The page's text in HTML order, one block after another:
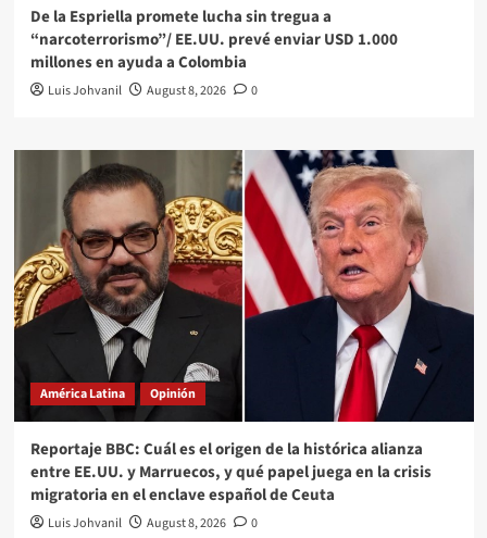
De la Espriella promete lucha sin tregua a
“narcoterrorismo”/ EE.UU. prevé enviar USD 1.000
millones en ayuda a Colombia
Luis Johvanil August 8, 2026 0
América Latina Opinión
Reportaje BBC: Cuál es el origen de la histórica alianza
entre EE.UU. y Marruecos, y qué papel juega en la crisis
migratoria en el enclave español de Ceuta
Luis Johvanil August 8, 2026 0